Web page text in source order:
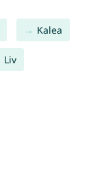
Kalea
Liv